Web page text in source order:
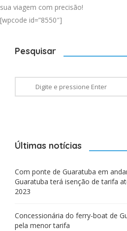
sua viagem com precisão!
[wpcode id=”8550″]
Pesquisar
Últimas notícias
Com ponte de Guaratuba em
Guaratuba terá isenção de tarifa
2023
Concessionária do ferry-boat de
pela menor tarifa